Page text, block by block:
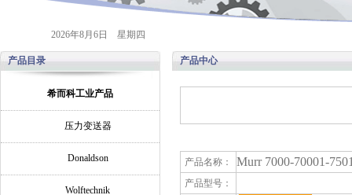
2026年8月6日 星期四
产品目录
希而科工业产品
压力变送器
Donaldson
Wolftechnik
产品中心
产品名称： Murr 7000-70001-
产品型号：